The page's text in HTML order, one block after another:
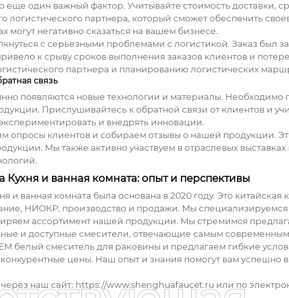
еще один важный фактор. Учитывайте стоимость доставки,
логистического партнера, который сможет обеспечить
могут негативно сказаться на вашем бизнесе.
с серьезными проблемами с логистикой. Заказ был
к срыву сроков выполнения заказов клиентов и
партнера и планированию логистических
связь
появляются новые технологии и материалы. Необходимо
Прислушивайтесь к обратной связи от клиентов и
и внедрять инновации.
опросы клиентов и собираем отзывы о нашей продукции.
Мы также активно участвуем в отраслевых
и ванная комната: опыт и перспективы
ванная комната была основана в 2020 году. Это китайская
НИОКР, производство и продажи. Мы
ассортимент нашей продукции. Мы стремимся
и доступные смесители, отвечающие самым
белый смеситель для раковины и предлагаем гибкие
цены. Наш опыт и знания помогут вам успешно
наш сайт: https://www.shenghuafaucet.ru или по